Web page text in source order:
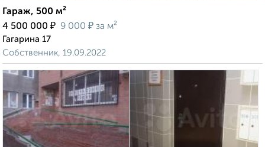
Гараж, 500 м²
4 500 000 ₽ 9 000 ₽ за м²
Гагарина 17
Собственник, 19.09.2022